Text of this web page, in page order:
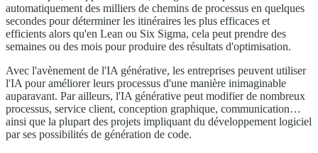
automatiquement des milliers de chemins de processus en quelques
secondes pour déterminer les itinéraires les plus efficaces et
efficients alors qu'en Lean ou Six Sigma, cela peut prendre des
semaines ou des mois pour produire des résultats d'optimisation.
Avec l'avènement de l'IA générative, les entreprises peuvent utiliser
l'IA pour améliorer leurs processus d'une manière inimaginable
auparavant. Par ailleurs, l'IA générative peut modifier de nombreux
processus, service client, conception graphique, communication…
ainsi que la plupart des projets impliquant du développement logiciel
par ses possibilités de génération de code.